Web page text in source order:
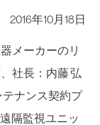
2016年10月18日
メーカーのリ
社長：内藤 弘
テナンス契約プ
隔監視ユニッ